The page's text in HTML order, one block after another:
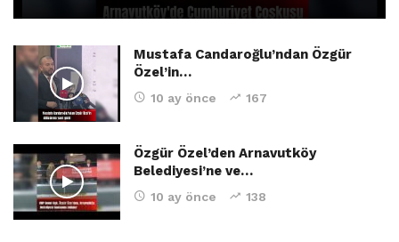
Mustafa Candaroğlu’ndan Özgür
Özel’in…
10 ay önce 167
Özgür Özel’den Arnavutköy
Belediyesi’ne ve…
10 ay önce 138